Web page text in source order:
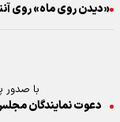
«دیدن روی ماه» روی
با صدور
دعوت نمایندگان